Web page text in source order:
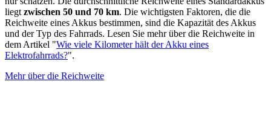
liegt zwischen 50 und 70 km. Die wichtigsten Faktoren, die die
Reichweite eines Akkus bestimmen, sind die Kapazität des Akkus
und der Typ des Fahrrads. Lesen Sie mehr über die Reichweite in
dem Artikel "Wie viele Kilometer hält der Akku eines
Elektrofahrrads?".
Mehr über die Reichweite